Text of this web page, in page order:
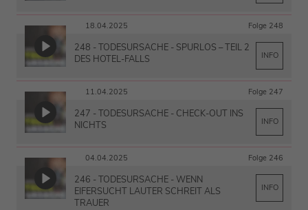
18.04.2025 Folge 248
248 - TODESURSACHE - SPURLOS – TEIL 2
DES HOTEL-FALLS
INFO
11.04.2025 Folge 247
247 - TODESURSACHE - CHECK-OUT INS
NICHTS
INFO
04.04.2025 Folge 246
246 - TODESURSACHE - WENN
EIFERSUCHT LAUTER SCHREIT ALS
TRAUER
INFO